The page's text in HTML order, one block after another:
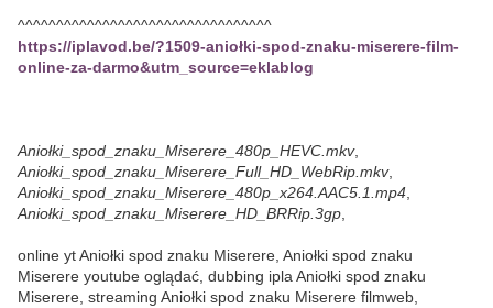
^^^^^^^^^^^^^^^^^^^^^^^^^^^^^^^^^
https://iplavod.be/?1509-aniołki-spod-znaku-miserere-film-
online-za-darmo&utm_source=eklablog
Aniołki_spod_znaku_Miserere_480p_HEVC.mkv,
Aniołki_spod_znaku_Miserere_Full_HD_WebRip.mkv,
Aniołki_spod_znaku_Miserere_480p_x264.AAC5.1.mp4
Aniołki_spod_znaku_Miserere_HD_BRRip.3gp
online yt Aniołki spod znaku Miserere, Aniołki spod znaku
Miserere youtube oglądać, dubbing ipla Aniołki spod znaku
Miserere, streaming Aniołki spod znaku Miserere filmweb,